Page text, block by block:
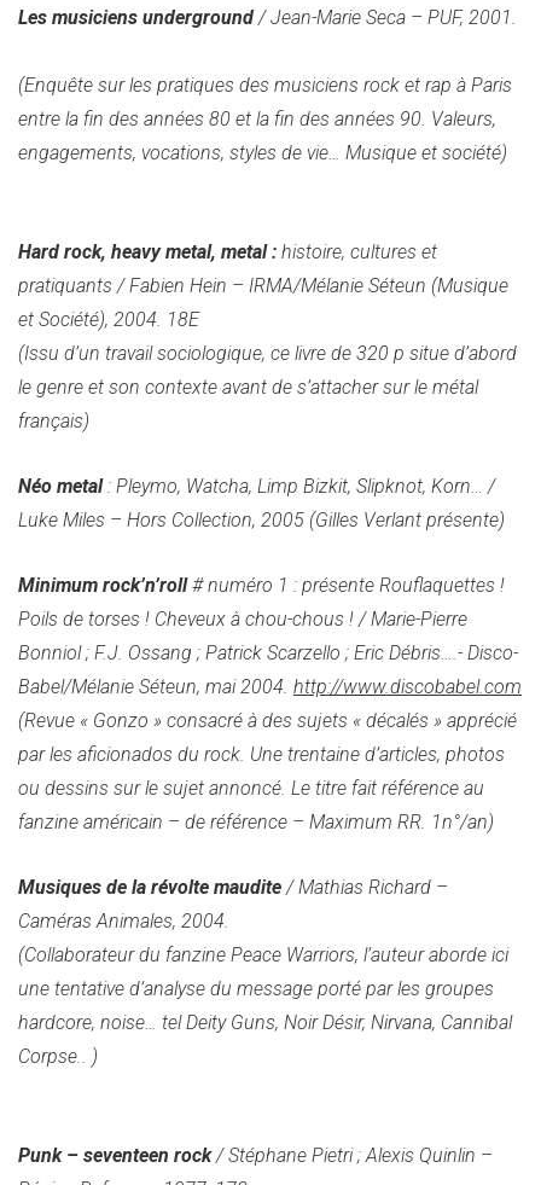
Les musiciens underground / Jean-Marie Seca – PUF, 2001.
(Enquête sur les pratiques des musiciens rock et rap à Paris
entre la fin des années 80 et la fin des années 90. Valeurs,
engagements, vocations, styles de vie… Musique et société)
Hard rock, heavy metal, metal : histoire, cultures et
pratiquants / Fabien Hein – IRMA/Mélanie Séteun (Musique
et Société), 2004. 18E
(Issu d’un travail sociologique, ce livre de 320 p situe d’abord
le genre et son contexte avant de s’attacher sur le métal
français)
Néo metal: Pleymo, Watcha, Limp Bizkit, Slipknot, Korn… /
Luke Miles – Hors Collection, 2005 (Gilles Verlant présente)
Minimum rock’n’roll# numéro 1 : présente Rouflaquettes !
Poils de torses ! Cheveux à chou-chous ! / Marie-Pierre
Bonniol ; F.J. Ossang ; Patrick Scarzello ; Eric Débris….- Disco-
Babel/Mélanie Séteun, mai 2004. http://www.discobabel.com
(Revue « Gonzo » consacré à des sujets « décalés » apprécié
par les aficionados du rock. Une trentaine d’articles, photos
ou dessins sur le sujet annoncé. Le titre fait référence au
fanzine américain – de référence – Maximum RR. 1n°/an)
Musiques de la révolte maudite / Mathias Richard –
Caméras Animales, 2004.
(Collaborateur du fanzine Peace Warriors, l’auteur aborde ici
une tentative d’analyse du message porté par les groupes
hardcore, noise… tel Deity Guns, Noir Désir, Nirvana, Cannibal
Corpse.. )
Punk – seventeen rock/ Stéphane Pietri ; Alexis Quinlin –